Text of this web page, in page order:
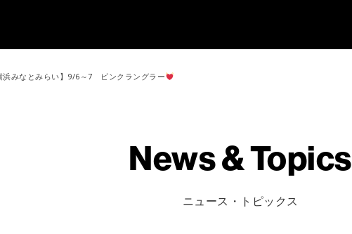
浜みなとみらい】9/6～7 ピンクラングラー
News & Topics
ニュース・トピックス